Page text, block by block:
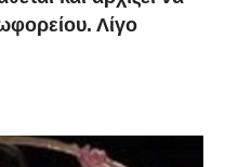
Λίγο